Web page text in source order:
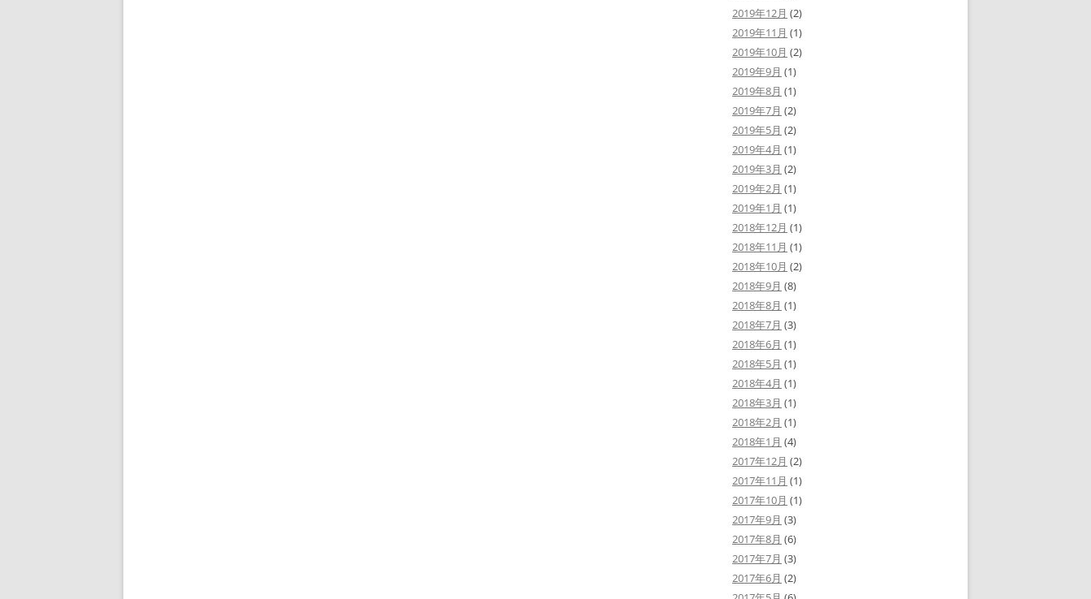
2019年12月 (2)
2019年11月 (1)
2019年10月 (2)
2019年9月 (1)
2019年8月 (1)
2019年7月 (2)
2019年5月 (2)
2019年4月 (1)
2019年3月 (2)
2019年2月 (1)
2019年1月 (1)
2018年12月 (1)
2018年11月 (1)
2018年10月 (2)
2018年9月 (8)
2018年8月 (1)
2018年7月 (3)
2018年6月 (1)
2018年5月 (1)
2018年4月 (1)
2018年3月 (1)
2018年2月 (1)
2018年1月 (4)
2017年12月 (2)
2017年11月 (1)
2017年10月 (1)
2017年9月 (3)
2017年8月 (6)
2017年7月 (3)
2017年6月 (2)